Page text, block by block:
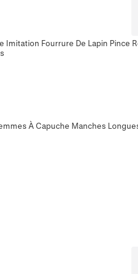
Imitation Fourrure De Lapin Pince
À Capuche Manches